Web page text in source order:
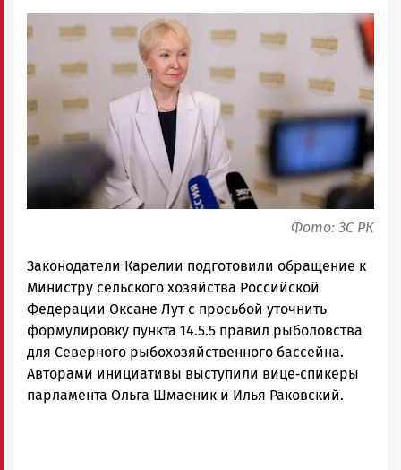
Карелии
|
Петрозаводск
Image
Фото: ЗС РК
Законодатели Карелии подготовили обращение к
Министру сельского хозяйства Российской
Федерации Оксане Лут с просьбой уточнить
формулировку пункта 14.5.5 правил рыболовства
для Северного рыбохозяйственного бассейна.
Авторами инициативы выступили вице‑спикеры
парламента Ольга Шмаеник и Илья Раковский.